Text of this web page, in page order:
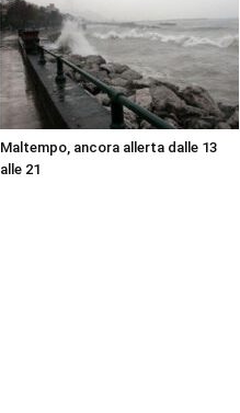
Maltempo, ancora allerta dalle 13
alle 21